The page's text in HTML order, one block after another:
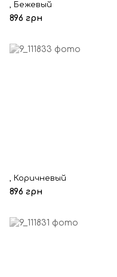
, Бежевый
896 грн
, Коричневый
896 грн